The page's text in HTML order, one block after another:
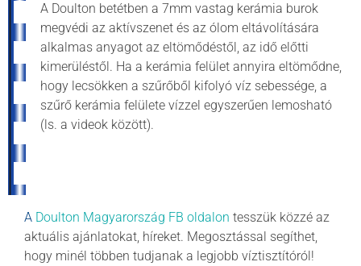
A Doulton betétben a 7mm vastag kerámia burok
megvédi az aktívszenet és az ólom eltávolítására
alkalmas anyagot az eltömődéstől, az idő előtti
kimerüléstől. Ha a kerámia felület annyira eltömődne,
hogy lecsökken a szűrőből kifolyó víz sebessége, a
szűrő kerámia felülete vízzel egyszerűen lemosható
(ls. a videok között).
A Doulton Magyarország FB oldalon tesszük közzé az
aktuális ajánlatokat, híreket. Megosztással segíthet,
hogy minél többen tudjanak a legjobb víztisztítóról!